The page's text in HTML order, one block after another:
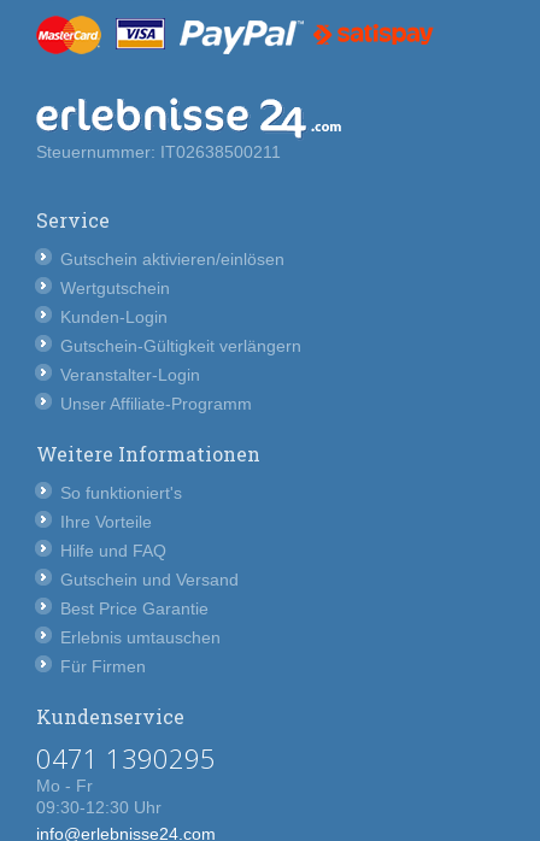
Steuernummer: IT02638500211
Service
Gutschein aktivieren/einlösen
Wertgutschein
Kunden-Login
Gutschein-Gültigkeit verlängern
Veranstalter-Login
Unser Affiliate-Programm
Weitere Informationen
So funktioniert's
Ihre Vorteile
Hilfe und FAQ
Gutschein und Versand
Best Price Garantie
Erlebnis umtauschen
Für Firmen
Kundenservice
0471 1390295
Mo - Fr
09:30-12:30 Uhr
info@erlebnisse24.com